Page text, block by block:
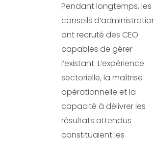
Pendant longtemps, les
conseils
ont recruté des CEO
capables de gérer
l’existant. L’expérience
sectorielle, la maîtrise
opérationnelle et la
capacité à délivrer les
résultats attendus
constituaient les